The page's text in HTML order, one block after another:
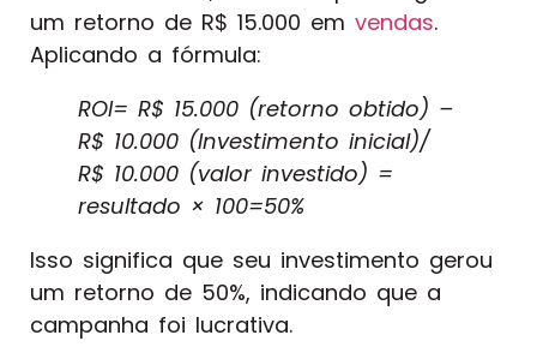
um retorno de R$ 15.000 em vendas.
Aplicando a fórmula:
ROI= R$ 15.000 (retorno obtido) –
R$ 10.000​ (Investimento inicial)/
R$ 10.000 (valor investido) =
resultado × 100=50%
Isso significa que seu investimento gerou
um retorno de 50%, indicando que a
campanha foi lucrativa.